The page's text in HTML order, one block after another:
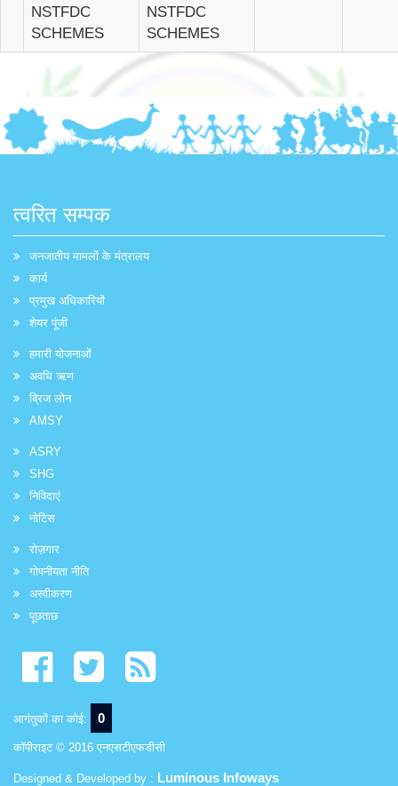
NSTFDC
SCHEMES
NSTFDC
SCHEMES
त्वरित सम्पक
जनजातीय मामलों के मंत्रालय
कार्य
प्रमुख अधिकारियों
शेयर पूंजी
हमारी योजनाओं
अवधि ऋण
ब्रिज लोन
AMSY
ASRY
SHG
निविदाएं
नोटिस
रोज़गार
गोपनीयता नीति
अस्वीकरण
पूछताछ
आगंतुकों का कोई: 0
कॉपीराइट © 2016 एनएसटीएफडीसी
Designed & Developed by : Luminous Infoways